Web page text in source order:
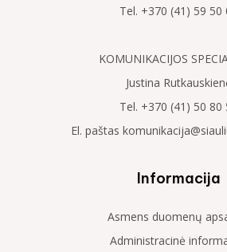
Tel. +370 (41) 59 50
KOMUNIKACIJOS
Justina
Tel. +370 (41) 50 80
El. paštas
Informacija
Asmens duomenų
Administracinė